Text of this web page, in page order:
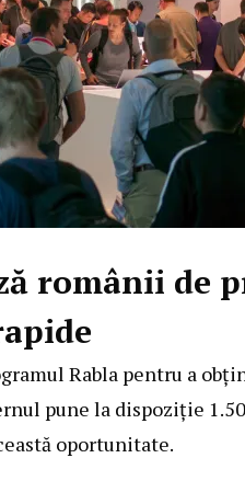
românii de
Rabla pentru a
pune la dispoziție
oportunitate.